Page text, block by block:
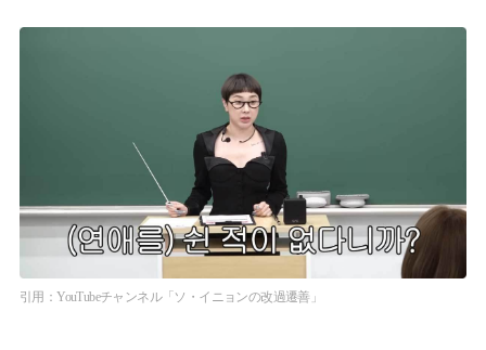
引用：YouTubeチャンネル「ソ・イニョンの改過遷善」